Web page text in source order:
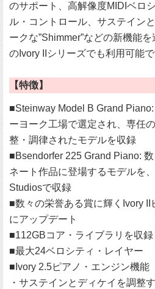
のサポート、高解像度MIDIベロ
ル・コントロール、サステイン
ークな”Shimmer”などの新機能
のIvory IIシリーズでも利用可能で
【特徴】
■Steinway Model B Grand
ーヨーク工場で選定され、専任
整・調律されたモデルを収録
■Bsendorfer 225 Grand Piano:
ネート作品に登場するモデルを
Studiosで収録
■数々の栄誉ある賞に輝くIvory
にアップデート
■112GBコア・ライブラリを収録
■最大24ベロシティ・レイヤー
■Ivory 2.5ピアノ・エンジン機能
・サステインとディケイを調整